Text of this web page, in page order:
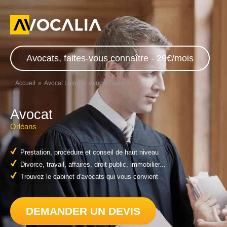
Avocats, faites-vous connaître - 29€/mois
Accueil Avocat Loiret Avocat Orléans
Avocat
Orléans
Prestation, procédure et conseil de haut niveau
Divorce, travail, affaires, droit public, immobilier...
Trouvez le cabinet d'avocats qui vous convient
DEMANDER UN DEVIS